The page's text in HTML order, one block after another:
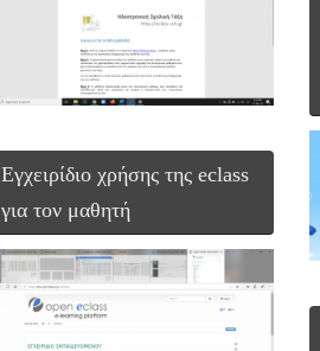
Εγχειρίδιο χρήσης της eclass
για τον μαθητή